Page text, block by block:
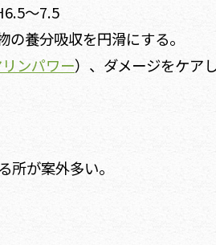
～7.5
養分吸収を円滑にする。
ンパワー）、ダメージをケア
所が案外多い。